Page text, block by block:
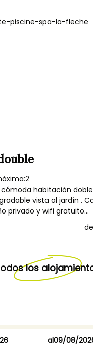
habitación
vista al jardín .
privado y wifi gratuito...
los
al